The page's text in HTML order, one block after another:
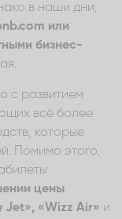
в наши дни,
или
бизнес-
с развитием
всё более
которые
Помимо этого,
цены
Jet», «Wizz Air» и